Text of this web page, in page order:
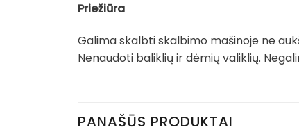
Priežiūra
Galima skalbti skalbimo mašinoje ne
Nenaudoti baliklių ir dėmių valiklių.
PANAŠŪS PRODUKTAI